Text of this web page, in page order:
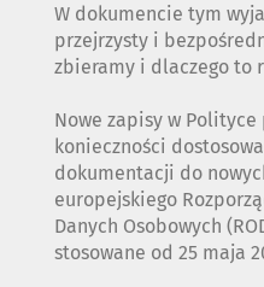
W dokumencie tym
przejrzysty i
zbieramy i dlaczego to
Nowe zapisy w
konieczności
dokumentacji do
europejskiego
Danych Osobowych
stosowane od 25 maja